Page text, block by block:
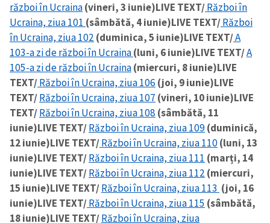
război în Ucraina(vineri, 3 iunie)LIVE TEXT/Război în
Ucraina, ziua 101 (sâmbătă, 4 iunie)LIVE TEXT/Război
în Ucraina, ziua 102 (duminica, 5 iunie)LIVE TEXT/A
103-a zi de război în Ucraina(luni, 6 iunie)LIVE TEXT/A
105-a zi de război în Ucraina(miercuri, 8 iunie)LIVE
TEXT/Război în Ucraina, ziua 106 (joi, 9 iunie)LIVE
TEXT/Război în Ucraina, ziua 107 (vineri, 10 iunie)LIVE
TEXT/Război în Ucraina, ziua 108 (sâmbătă, 11
iunie)LIVE TEXT/Război în Ucraina, ziua 109(duminică,
12 iunie)LIVE TEXT/Război în Ucraina, ziua 110(luni, 13
iunie)LIVE TEXT/Război în Ucraina, ziua 111 (marți, 14
iunie)LIVE TEXT/Război în Ucraina, ziua 112 (miercuri,
15 iunie)LIVE TEXT/Război în Ucraina, ziua 113 (joi, 16
iunie)LIVE TEXT/Război în Ucraina, ziua 115 (sâmbătă,
18 iunie)LIVE TEXT/Război în Ucraina, ziua